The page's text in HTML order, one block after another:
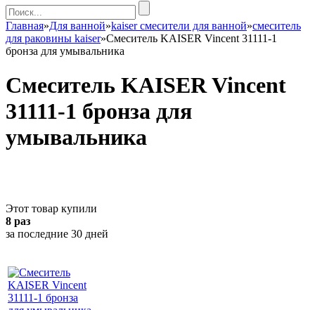
Главная»Для ванной»kaiser смесители для ванной»смеситель
для раковины kaiser»Смеситель KAISER Vincent 31111-1
бронза для умывальника
Смеситель KAISER Vincent
31111-1 бронза для
умывальника
Этот товар купили
8 раз
за последние 30 дней